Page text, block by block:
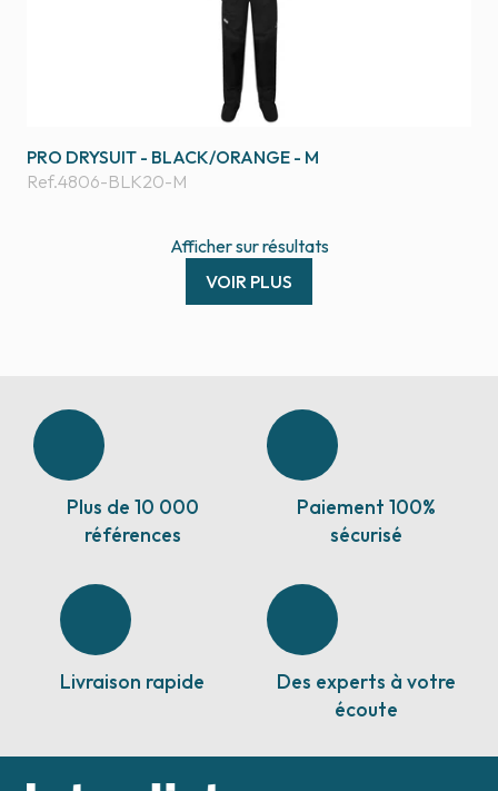
PRO DRYSUIT - BLACK/ORANGE - M
Ref.4806-BLK20-M
Affichersurrésultats
VOIR PLUS
Plus de 10 000
références
Paiement 100%
sécurisé
Livraison rapide
Des experts à votre
écoute